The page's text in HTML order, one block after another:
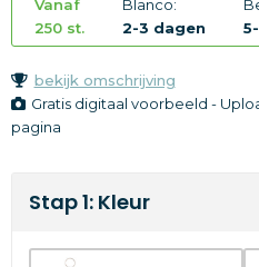
Merken
Vanaf
250 st.
Blanco:
2-3 dagen
bekijk omschrijving
Gratis digitaal voorbeeld -
pagina
Stap 1: Kleur